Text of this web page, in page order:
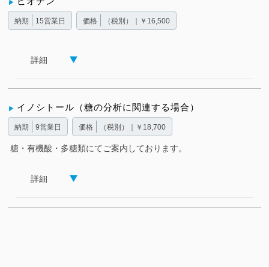
納期 15営業日 価格 （税別）｜￥16,500
詳細
イノシトール（糖の分析に関連する場合）
納期 9営業日 価格 （税別）｜￥18,700
糖・有機酸・多糖類にてご案内しております。
詳細